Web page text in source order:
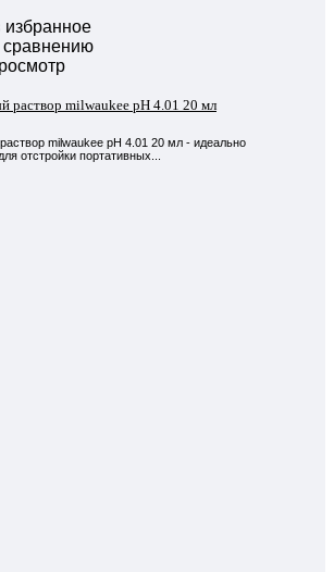
избранное
сравнению
раствор milwaukee pH 4.01 20 мл
milwaukee pH 4.01 20 мл - идеально
отстройки портативных...